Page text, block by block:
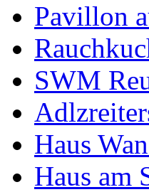
Pavillon
SWM
Haus
Haus am